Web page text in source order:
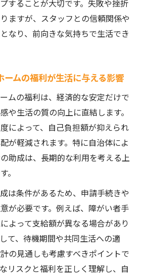
ループホーム選びで後悔しない
視点
することが大切です。失敗や挫折
ますが、スタッフとの信頼関係や
なり、前向きな気持ちで生活でき
ームの福利が生活に与える影響
ムの福利は、経済的な安定だけで
や生活の質の向上に直結します。
によって、自己負担額が抑えられ
が軽減されます。特に自治体によ
助成は、長期的な利用を考える上
。
は条件があるため、申請手続きや
が必要です。例えば、障がい者手
よって支給額が異なる場合があり
て、待機期間や共同生活への適
の見通しも考慮すべきポイントで
リスクと福利を正しく理解し、自